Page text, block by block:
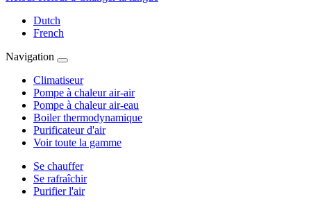
Dutch
French
Navigation
Climatiseur
Pompe à chaleur air-air
Pompe à chaleur air-eau
Boiler thermodynamique
Purificateur d'air
Voir toute la gamme
Se chauffer
Se rafraîchir
Purifier l'air